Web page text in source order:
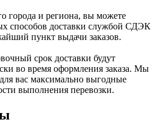
города и региона, вы можете
способов доставки службой СДЭК
пункт выдачи заказов.
срок доставки будут
во время оформления заказа. Мы
вас максимально выгодные
выполнения перевозки.